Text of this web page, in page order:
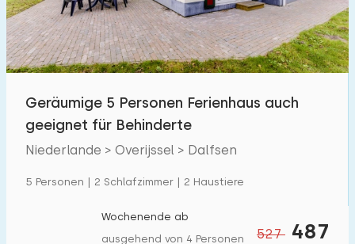
Geräumige 5 Personen Ferienhaus auch
geeignet für Behinderte
Niederlande > Overijssel > Dalfsen
5 Personen | 2 Schlafzimmer | 2 Haustiere
527 487
Wochenende ab
ausgehend von 4 Personen